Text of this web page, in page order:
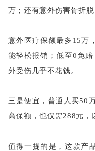
万；还有意外伤害骨折
意外医疗保额最多 15万
能轻松报销；低至0免
外受伤几乎不花钱。
三是便宜，普通人买50
高保额，也仅需288元，
值得一提的是，这款产